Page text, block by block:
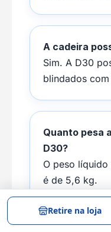
A cadeira
Sim. A D30
blindados
Quanto pesa
D30?
O peso
é de 5,6 kg.
Retire na loja